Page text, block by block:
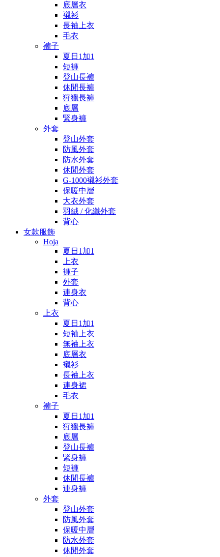
底層衣
襯衫
長袖上衣
毛衣
褲子
夏日1加1
短褲
登山長褲
休閒長褲
狩獵長褲
底層
緊身褲
外套
登山外套
防風外套
防水外套
休閒外套
G-1000襯衫外套
保暖中層
大衣外套
羽絨 / 化纖外套
背心
女款服飾
Hoja
夏日1加1
上衣
褲子
外套
連身衣
背心
上衣
夏日1加1
短袖上衣
無袖上衣
底層衣
襯衫
長袖上衣
連身裙
毛衣
褲子
夏日1加1
狩獵長褲
底層
登山長褲
緊身褲
短褲
休閒長褲
連身褲
外套
登山外套
防風外套
保暖中層
防水外套
休閒外套